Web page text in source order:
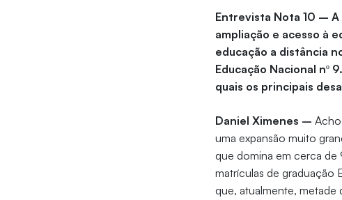
Entrevista Nota 10 – A
ampliação e acesso à
educação a distância
Educação Nacional nº
quais os principais
Daniel Ximenes –
uma expansão muito
que domina em cerca de
matrículas de graduação
que, atualmente,